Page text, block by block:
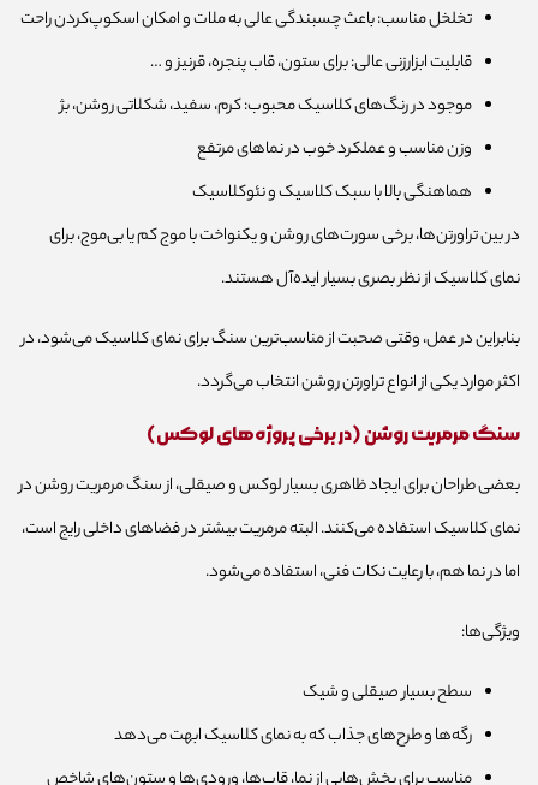
تخلخل مناسب: باعث چسبندگی عالی به ملات و امکان اسکوپ‌کردن راحت
قابلیت ابزارزنی عالی: برای ستون، قاب پنجره، قرنیز و …
موجود در رنگ‌های کلاسیک محبوب: کرم، سفید، شکلاتی روشن، بژ
وزن مناسب و عملکرد خوب در نماهای مرتفع
هماهنگی بالا با سبک کلاسیک و نئوکلاسیک
در بین تراورتن‌ها، برخی سورت‌های روشن و یکنواخت با موج کم یا بی‌موج، برای
نمای کلاسیک از نظر بصری بسیار ایده‌آل هستند.
بنابراین در عمل، وقتی صحبت از مناسب‌ترین سنگ برای نمای کلاسیک می‌شود، در
اکثر موارد یکی از انواع تراورتن روشن انتخاب می‌گردد.
سنگ مرمریت روشن (در برخی پروژه‌های لوکس)
بعضی طراحان برای ایجاد ظاهری بسیار لوکس و صیقلی، از سنگ مرمریت روشن در
نمای کلاسیک استفاده می‌کنند. البته مرمریت بیشتر در فضاهای داخلی رایج است،
اما در نما هم، با رعایت نکات فنی، استفاده می‌شود.
ویژگی‌ها:
سطح بسیار صیقلی و شیک
رگه‌ها و طرح‌های جذاب که به نمای کلاسیک ابهت می‌دهد